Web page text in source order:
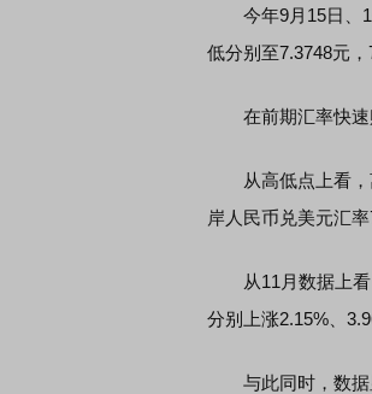
今年9月15日、16
低分别至7.3748元，
在前期汇率快速
从高低点上看，离
岸人民币兑美元汇
从11月数据上看
分别上涨2.15%、
与此同时，数据